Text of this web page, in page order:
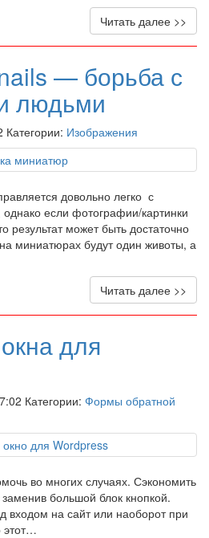
Читать далее >>
— борьба с
людьми
Изображения
довольно легко с
если фотографии/картинки
результат может быть достаточно
миниатюрах будут один животы, а
Читать далее >>
для
Категории: Формы обратной
во многих случаях. Сэкономить
большой блок кнопкой.
входом на сайт или наоборот при
этот…